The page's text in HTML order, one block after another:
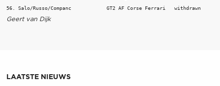
56. Salo/Russo/Companc            GT2 AF Corse Ferrari   withdrawn
Geert van Dijk
LAATSTE NIEUWS